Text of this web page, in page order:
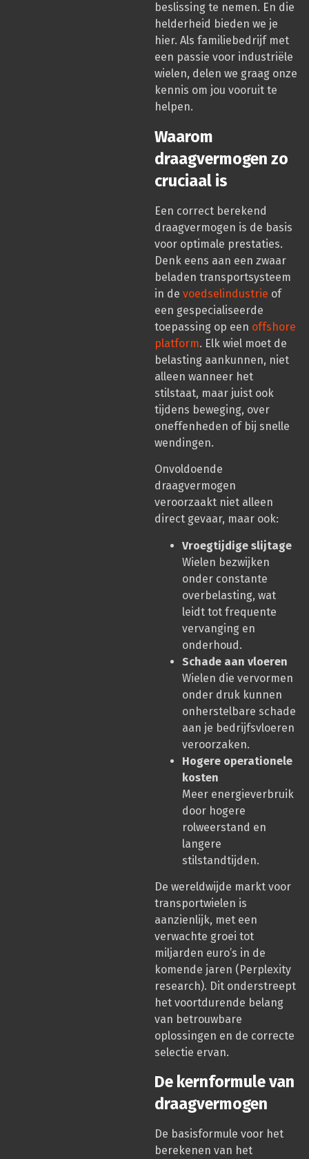
beslissing te nemen. En die
helderheid bieden we je
hier. Als familiebedrijf met
een passie voor industriële
wielen, delen we graag onze
kennis om jou vooruit te
helpen.
Waarom
draagvermogen zo
cruciaal is
Een correct berekend
draagvermogen is de basis
voor optimale prestaties.
Denk eens aan een zwaar
beladen transportsysteem
in de voedselindustrie of
een gespecialiseerde
toepassing op een offshore
platform. Elk wiel moet de
belasting aankunnen, niet
alleen wanneer het
stilstaat, maar juist ook
tijdens beweging, over
oneffenheden of bij snelle
wendingen.
Onvoldoende
draagvermogen
veroorzaakt niet alleen
direct gevaar, maar ook:
Vroegtijdige slijtage
Wielen bezwijken
onder constante
overbelasting, wat
leidt tot frequente
vervanging en
onderhoud.
Schade aan vloeren
Wielen die vervormen
onder druk kunnen
onherstelbare schade
aan je bedrijfsvloeren
veroorzaken.
Hogere operationele
kosten
Meer energieverbruik
door hogere
rolweerstand en
langere
stilstandtijden.
De wereldwijde markt voor
transportwielen is
aanzienlijk, met een
verwachte groei tot
miljarden euro’s in de
komende jaren (Perplexity
research). Dit onderstreept
het voortdurende belang
van betrouwbare
oplossingen en de correcte
selectie ervan.
De kernformule van
draagvermogen
De basisformule voor het
berekenen van het